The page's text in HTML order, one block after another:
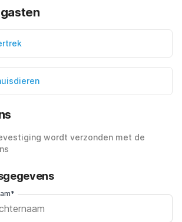
wordt verzonden met de